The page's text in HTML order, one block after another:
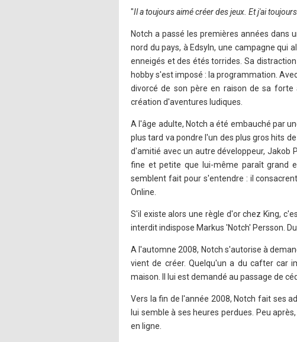
"Il a toujours aimé créer des jeux. Et j'ai
Notch a passé les premières années dans
nord du pays, à Edsyln, une campagne qui
enneigés et des étés torrides. Sa
hobby s'est imposé : la programmation.
divorcé de son père en raison de sa
création d'aventures ludiques.
A l'âge adulte, Notch a été embauché par
plus tard va pondre l'un des plus gros hits
d'amitié avec un autre développeur, Jakob
fine et petite que lui-même paraît grand
semblent fait pour s'entendre : il
Online.
S'il existe alors une règle d'or chez King,
interdit indispose Markus 'Notch' Persson.
A l'automne 2008, Notch s'autorise à
vient de créer. Quelqu'un a du cafter car
maison. Il lui est demandé au passage de
Vers la fin de l'année 2008, Notch fait ses
lui semble à ses heures perdues. Peu
en ligne.